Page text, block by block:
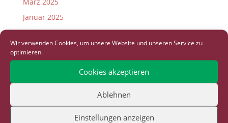
Wir verwenden Cookies, um unsere Website und unseren Service zu
optimieren.
Cookies akzeptieren
Ablehnen
Einstellungen anzeigen
März 2025
Januar 2025
Mai 2024
März 2024
Januar 2024
April 2023